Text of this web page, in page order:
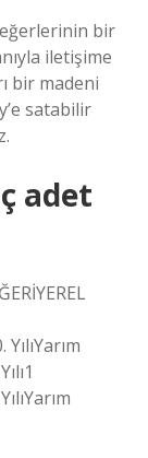
bir
iletişime
bir madeni
satabilir
adet